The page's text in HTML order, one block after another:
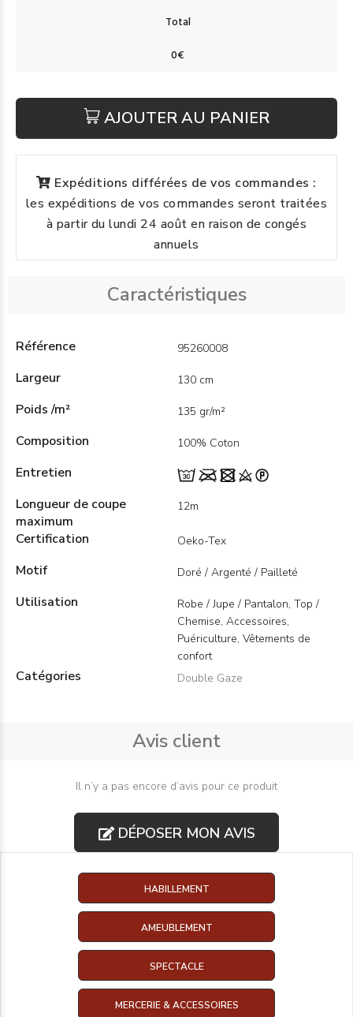
AJOUTER AU PANIER
Expéditions différées de vos commandes :
les expéditions de vos commandes seront traitées
à partir du lundi 24 août en raison de congés
annuels
Caractéristiques
Référence 95260008
Largeur 130 cm
Poids /m² 135 gr/m²
Composition 100% Coton
Entretien
Longueur de coupe
maximum
12m
Certification Oeko-Tex
Motif Doré / Argenté / Pailleté
Utilisation
Robe / Jupe / Pantalon, Top /
Chemise, Accessoires,
Puériculture, Vêtements de
confort
Catégories Double Gaze
Avis client
Il n’y a pas encore d’avis pour ce produit
DÉPOSER MON AVIS
HABILLEMENT
AMEUBLEMENT
SPECTACLE
MERCERIE & ACCESSOIRES